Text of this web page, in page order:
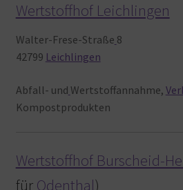
Wertstoffhof Leichlingen
Walter-Frese-Straße 8
42799 Leichlingen
Abfall- und Wertstoffannahme,
Kompostprodukten
Wertstoffhof Burscheid-
für Odenthal)